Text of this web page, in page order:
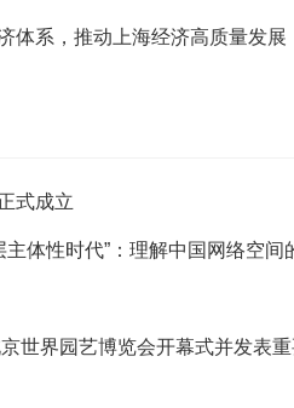
体系，推动上海经济高质量发展
式成立
主体性时代”：理解中国网络空间
世界园艺博览会开幕式并发表